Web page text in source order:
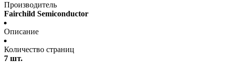
Производитель
Fairchild Semiconductor
Описание
Количество страниц
7 шт.